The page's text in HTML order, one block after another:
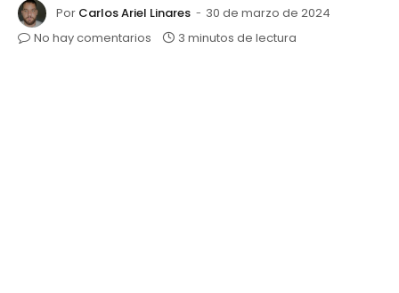
Por Carlos Ariel Linares
30 de marzo de 2024
No hay comentarios
3 minutos de lectura